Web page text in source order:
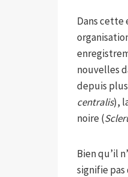
Dans cette
nouvelles
depuis plus
centralis),
noire (
Bien qu’il
signifie pas